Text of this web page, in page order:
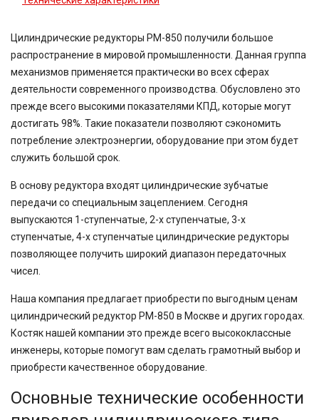
Цилиндрические редукторы РМ-850 получили большое
распространение в мировой промышленности. Данная группа
механизмов применяется практически во всех сферах
деятельности современного производства. Обусловлено это
прежде всего высокими показателями КПД, которые могут
достигать 98%. Такие показатели позволяют сэкономить
потребление электроэнергии, оборудование при этом будет
служить большой срок.
В основу редуктора входят цилиндрические зубчатые
передачи со специальным зацеплением. Сегодня
выпускаются 1-ступенчатые, 2-х ступенчатые, 3-х
ступенчатые, 4-х ступенчатые цилиндрические редукторы
позволяющее получить широкий диапазон передаточных
чисел.
Наша компания предлагает приобрести по выгодным ценам
цилиндрический редуктор РМ-850 в Москве и других городах.
Костяк нашей компании это прежде всего высококлассные
инженеры, которые помогут вам сделать грамотный выбор и
приобрести качественное оборудование.
Основные технические особенности